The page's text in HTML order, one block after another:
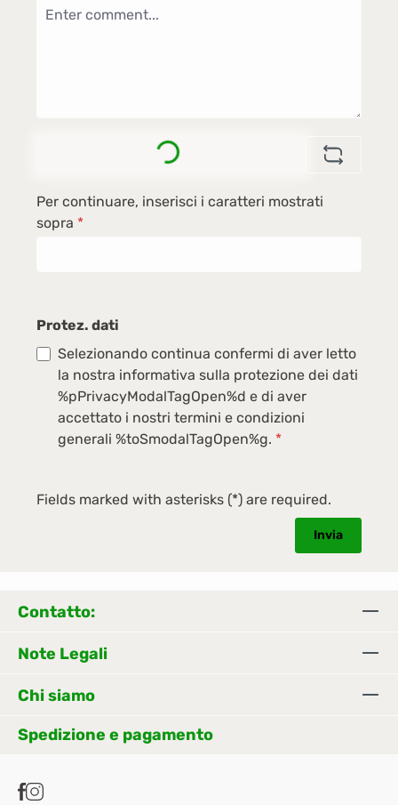
Loading...
Per continuare, inserisci i caratteri mostrati
sopra *
Protez. dati
Selezionando continua confermi di aver letto
la nostra informativa sulla protezione dei dati
%pPrivacyModalTagOpen%d e di aver
accettato i nostri termini e condizioni
generali %toSmodalTagOpen%g. *
Fields marked with asterisks (*) are required.
Invia
Contatto:
Note Legali
Chi siamo
Spedizione e pagamento